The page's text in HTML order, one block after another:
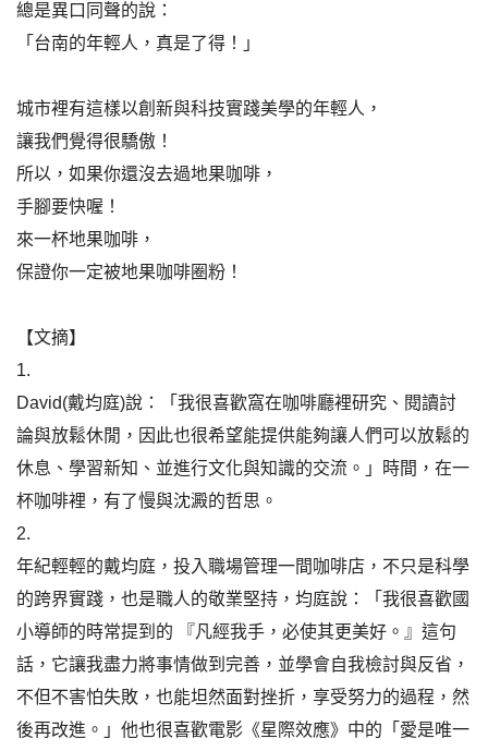
總是異口同聲的說：
「台南的年輕人，真是了得！」
城市裡有這樣以創新與科技實踐美學的年輕人，
讓我們覺得很驕傲！
所以，如果你還沒去過地果咖啡，
手腳要快喔！
來一杯地果咖啡，
保證你一定被地果咖啡圈粉！
【文摘】
1.
David(戴均庭)說：「我很喜歡窩在咖啡廳裡研究、閱讀討
論與放鬆休閒，因此也很希望能提供能夠讓人們可以放鬆的
休息、學習新知、並進行文化與知識的交流。」時間，在一
杯咖啡裡，有了慢與沈澱的哲思。
2.
年紀輕輕的戴均庭，投入職場管理一間咖啡店，不只是科學
的跨界實踐，也是職人的敬業堅持，均庭說：「我很喜歡國
小導師的時常提到的 『凡經我手，必使其更美好。』這句
話，它讓我盡力將事情做到完善，並學會自我檢討與反省，
不但不害怕失敗，也能坦然面對挫折，享受努力的過程，然
後再改進。」他也很喜歡電影《星際效應》中的「愛是唯一